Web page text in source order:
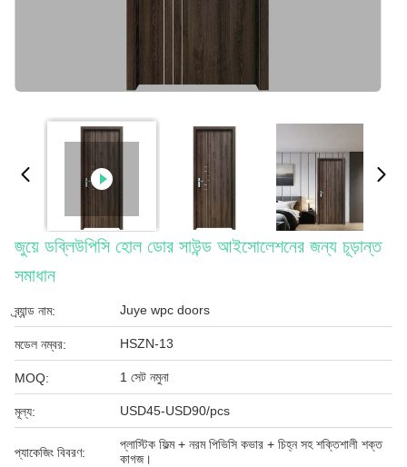
জুয়ে ডব্লিউপিসি হোল ডোর সাউন্ড আইসোলেশনের জন্য চূড়ান্ত
সমাধান
ব্র্যান্ড নাম: Juye wpc doors
মডেল নম্বর: HSZN-13
MOQ: 1 সেট নমুনা
মূল্য: USD45-USD90/pcs
প্যাকেজিং বিবরণ:
প্লাস্টিক ফিল্ম + নরম পিভিসি কভার + চিহ্ন সহ শক্তিশালী শক্ত
কাগজ।